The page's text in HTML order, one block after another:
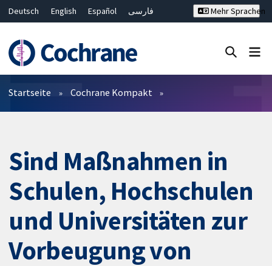
Deutsch English Español
فارسی
Bahasa Malaysia
ไทย
繁體中文
简体中文
Mehr Sprachen
Filter
Startseite Cochrane Kompakt
Sind Maßnahmen in
Schulen, Hochschulen
und Universitäten zur
Vorbeugung von